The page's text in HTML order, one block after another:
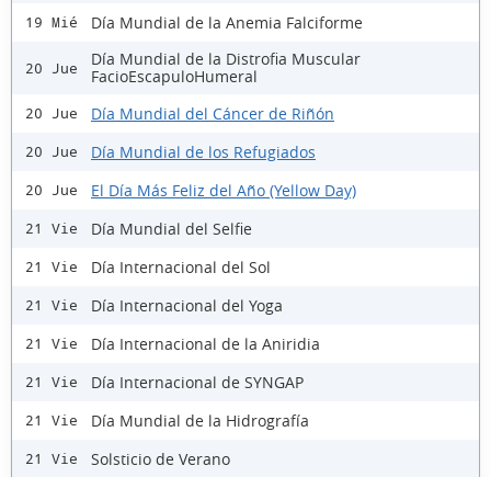
19 Mié Día Mundial de la Anemia Falciforme
20 Jue
Día Mundial de la Distrofia Muscular
FacioEscapuloHumeral
20 Jue Día Mundial del Cáncer de Riñón
20 Jue Día Mundial de los Refugiados
20 Jue El Día Más Feliz del Año (Yellow Day)
21 Vie Día Mundial del Selfie
21 Vie Día Internacional del Sol
21 Vie Día Internacional del Yoga
21 Vie Día Internacional de la Aniridia
21 Vie Día Internacional de SYNGAP
21 Vie Día Mundial de la Hidrografía
21 Vie Solsticio de Verano